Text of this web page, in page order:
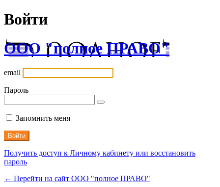
Войти
ООО "полное ПРАВО"
email
Пароль
Запомнить меня
Получить доступ к Личному кабинету или восстановить
пароль
← Перейти на сайт ООО "полное ПРАВО"